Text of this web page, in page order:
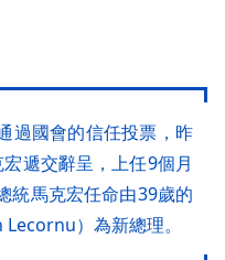
過國會的信任投票，昨
遞交辭呈，上任9個月
統馬克宏任命由39歲的
）為新總理。